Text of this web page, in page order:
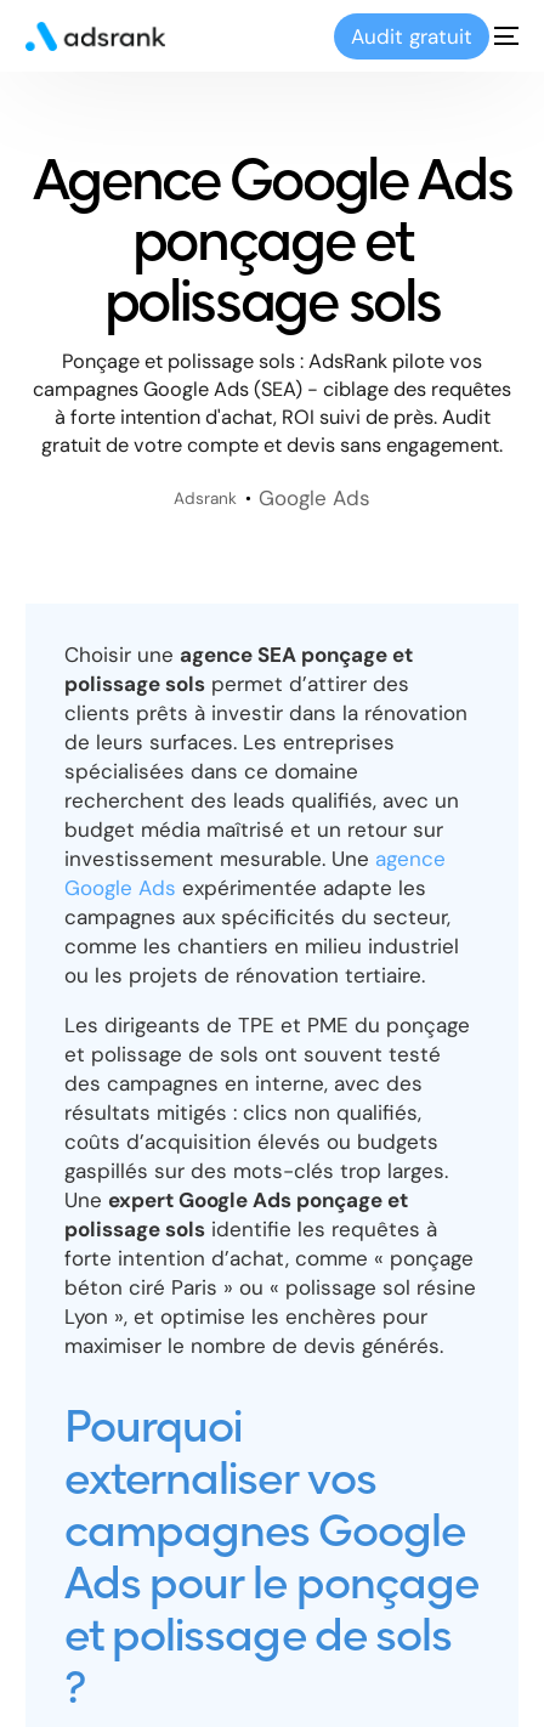
Audit gratuit
Agence Google Ads
ponçage et
polissage sols
Ponçage et polissage sols : AdsRank pilote vos
campagnes Google Ads (SEA) - ciblage des requêtes
à forte intention d'achat, ROI suivi de près. Audit
gratuit de votre compte et devis sans engagement.
Adsrank Google Ads
Choisir une agence SEA ponçage et
polissage sols permet d’attirer des
clients prêts à investir dans la rénovation
de leurs surfaces. Les entreprises
spécialisées dans ce domaine
recherchent des leads qualifiés, avec un
budget média maîtrisé et un retour sur
investissement mesurable. Une agence
Google Ads expérimentée adapte les
campagnes aux spécificités du secteur,
comme les chantiers en milieu industriel
ou les projets de rénovation tertiaire.
Les dirigeants de TPE et PME du ponçage
et polissage de sols ont souvent testé
des campagnes en interne, avec des
résultats mitigés : clics non qualifiés,
coûts d’acquisition élevés ou budgets
gaspillés sur des mots-clés trop larges.
Une expert Google Ads ponçage et
polissage sols identifie les requêtes à
forte intention d’achat, comme « ponçage
béton ciré Paris » ou « polissage sol résine
Lyon », et optimise les enchères pour
maximiser le nombre de devis générés.
Pourquoi
externaliser vos
campagnes Google
Ads pour le ponçage
et polissage de sols
?